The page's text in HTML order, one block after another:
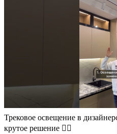
Трековое освещение в
крутое решение 👍🏻